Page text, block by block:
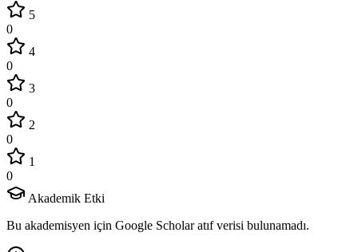
5
0
4
0
3
0
2
0
1
0
Akademik Etki
Bu akademisyen için Google Scholar atıf verisi bulunamadı.